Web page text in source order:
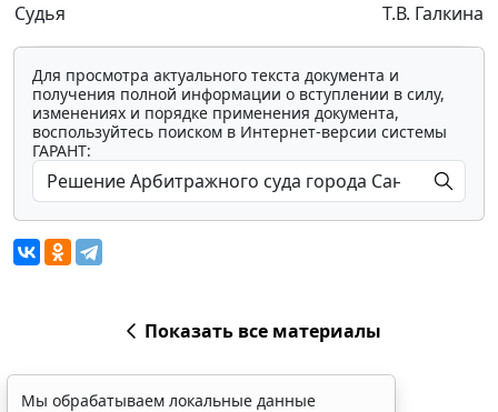
Судья Т.В. Галкина
Для просмотра актуального текста документа и
получения полной информации о вступлении в силу,
изменениях и порядке применения документа,
воспользуйтесь поиском в Интернет-версии системы
ГАРАНТ:
Показать все материалы
Мы обрабатываем локальные данные